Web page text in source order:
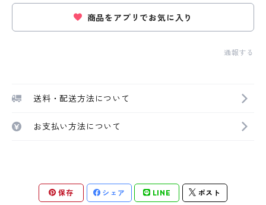
商品をアプリでお気に入り
通報する
送料・配送方法について
お支払い方法について
保存 シェア LINE ポスト